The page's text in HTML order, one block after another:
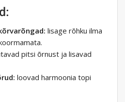
lisage rõhku ilma
pitsi õrnust ja lisavad
loovad harmoonia topi